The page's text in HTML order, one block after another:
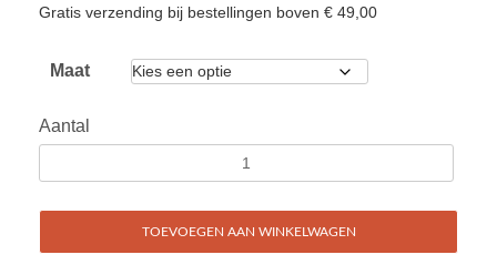
Gratis verzending bij bestellingen boven € 49,00
Maat
Aantal
TOEVOEGEN AAN WINKELWAGEN